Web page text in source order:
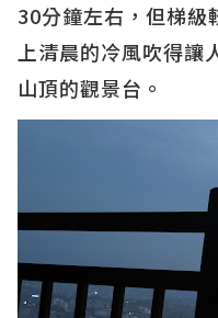
30分鐘左右，但梯級
上清晨的冷風吹得讓
山頂的觀景台。